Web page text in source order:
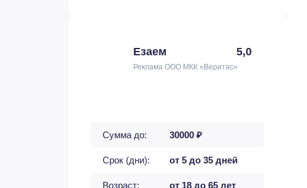
Езаем 5,0
Реклама ООО МКК «Веритас»
Сумма до: 30000 ₽
Срок (дни): от 5 до 35 дней
Возраст: от 18 до 65 лет